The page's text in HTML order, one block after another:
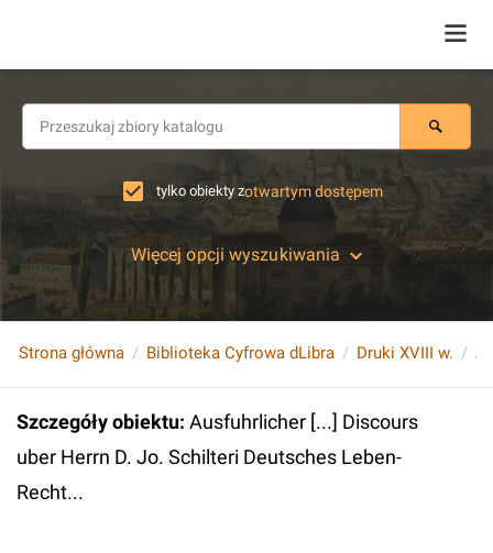
tylko obiekty zotwartym dostępem
Więcej opcji wyszukiwania
Strona główna Biblioteka Cyfrowa dLibra Druki XVIII w.
Szczegóły obiektu: Ausfuhrlicher [...] Discours
uber Herrn D. Jo. Schilteri Deutsches Leben-
Recht...